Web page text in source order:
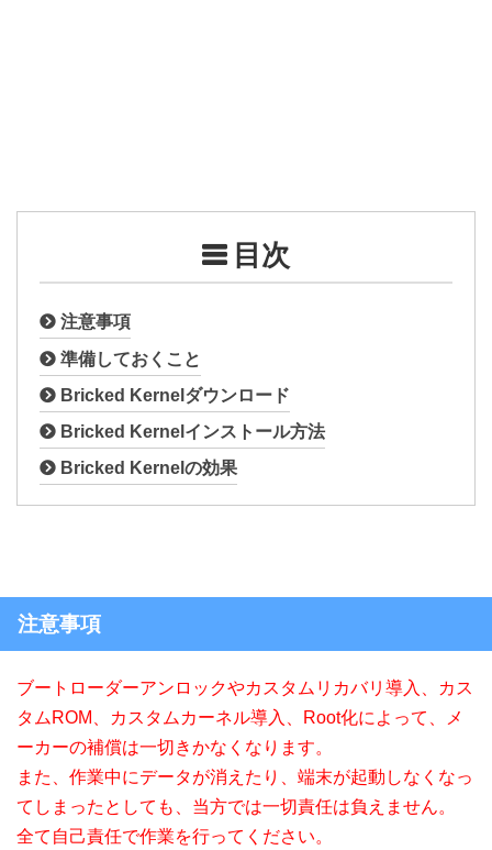
目次
注意事項
準備しておくこと
Bricked Kernelダウンロード
Bricked Kernelインストール方法
Bricked Kernelの効果
注意事項
ブートローダーアンロックやカスタムリカバリ導入、カス
タムROM、カスタムカーネル導入、Root化によって、メ
ーカーの補償は一切きかなくなります。
また、作業中にデータが消えたり、端末が起動しなくなっ
てしまったとしても、当方では一切責任は負えません。
全て自己責任で作業を行ってください。